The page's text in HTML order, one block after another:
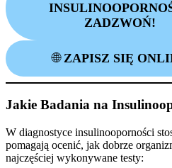
ZADZWOŃ!
🌐ZAPISZ SIĘ
Jakie Badania na
W diagnostyce insulinooporności
pomagają ocenić, jak dobrze
najczęściej wykonywane testy: